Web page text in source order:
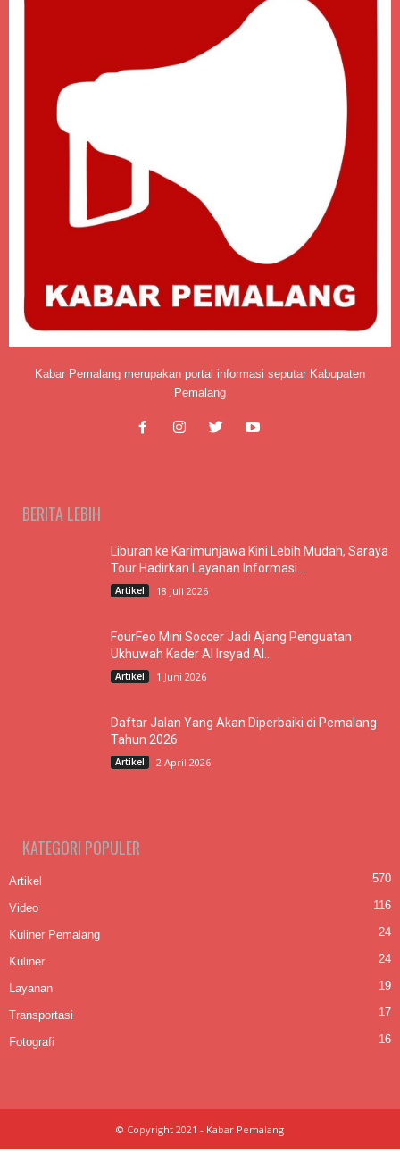
Kabar Pemalang merupakan portal informasi seputar Kabupaten
Pemalang
BERITA LEBIH
Liburan ke Karimunjawa Kini Lebih Mudah, Saraya
Tour Hadirkan Layanan Informasi...
Artikel 18 Juli 2026
FourFeo Mini Soccer Jadi Ajang Penguatan
Ukhuwah Kader Al Irsyad Al...
Artikel 1 Juni 2026
Daftar Jalan Yang Akan Diperbaiki di Pemalang
Tahun 2026
Artikel 2 April 2026
KATEGORI POPULER
Artikel 570
Video 116
Kuliner Pemalang 24
Kuliner 24
Layanan 19
Transportasi 17
Fotografi 16
© Copyright 2021 - Kabar Pemalang